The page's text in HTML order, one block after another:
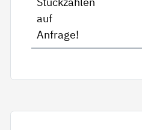
auf
Anfrage!